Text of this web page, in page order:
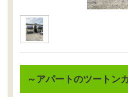
～アパートのツートン